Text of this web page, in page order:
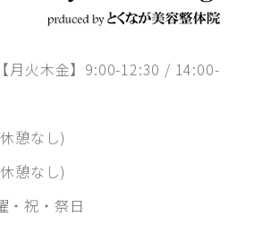
【月火木金】9:00-12:30 / 14:00-
憩なし)
憩なし)
・祝・祭日